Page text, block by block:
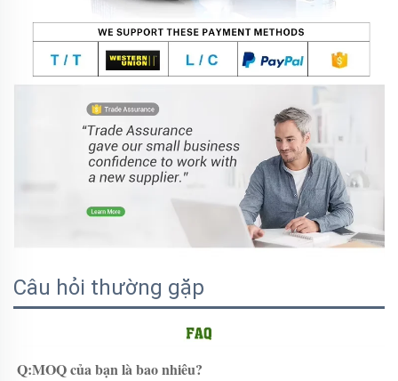
Câu hỏi thường gặp
Q:MOQ của bạn là bao nhiêu?